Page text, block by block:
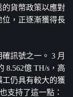
的貨幣政策以應對
，正逐漸獲得長
訊號之一。 3 月
8.562億 TH/s，高
工仍具有較大的獲
支持了這一點：